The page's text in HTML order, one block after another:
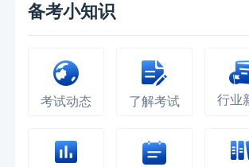
备考小知识
考试动态 了解考试 行业